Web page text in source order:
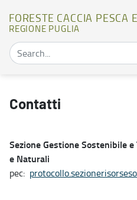
FORESTE CACCIA PESCA
REGIONE PUGLIA
Contatti
Sezione Gestione Sostenibile
e Naturali
pec: